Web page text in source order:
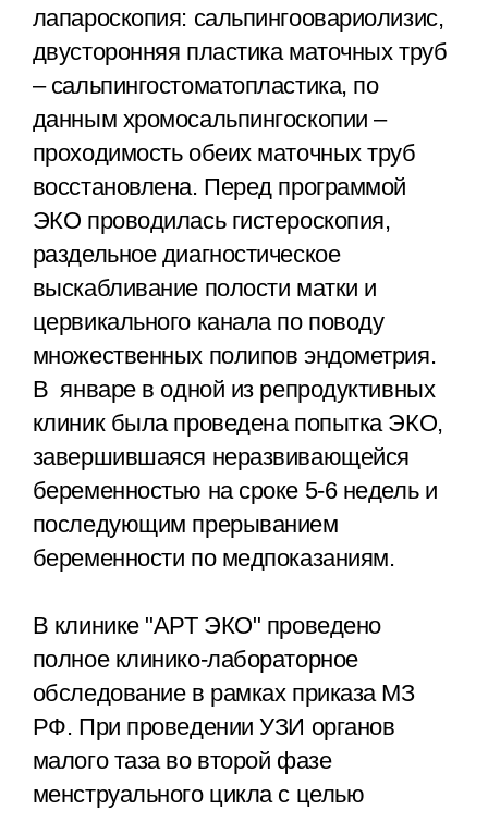
лапароскопия: сальпингоовариолизис,
двусторонняя пластика маточных труб
– сальпингостоматопластика, по
данным хромосальпингоскопии –
проходимость обеих маточных труб
восстановлена. Перед программой
ЭКО проводилась гистероскопия,
раздельное диагностическое
выскабливание полости матки и
цервикального канала по поводу
множественных полипов эндометрия.
В январе в одной из репродуктивных
клиник была проведена попытка ЭКО,
завершившаяся неразвивающейся
беременностью на сроке 5-6 недель и
последующим прерыванием
беременности по медпоказаниям.
В клинике "АРТ ЭКО" проведено
полное клинико-лабораторное
обследование в рамках приказа МЗ
РФ. При проведении УЗИ органов
малого таза во второй фазе
менструального цикла с целью